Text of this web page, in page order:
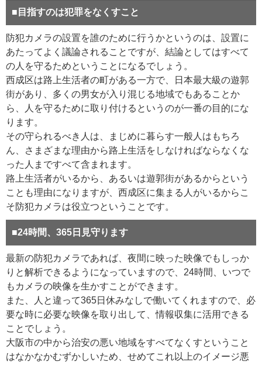
■目指すのは犯罪をなくすこと
防犯カメラの設置を誰のために行うかというのは、設置に
あたってよく議論されることですが、結論としてはすべて
の人を守るためということになるでしょう。
西成区は路上生活者の町がある一方で、日本最大級の遊郭
街があり、多くの男女が入り混じる地域でもあることか
ら、人を守るために取り付けるというのが一番の目的にな
ります。
その守られるべき人は、まじめに暮らす一般人はもちろ
ん、さまざまな理由から路上生活をしなければならなくな
った人まですべて含まれます。
路上生活者がいるから、あるいは遊郭街があるからという
ことも理由になりますが、西成区に集まる人がいるからこ
そ防犯カメラは役立つということです。
■24時間、365日見守ります
最新の防犯カメラであれば、夜間に映った映像でもしっか
りと解析できるようになっていますので、24時間、いつで
もカメラの映像を生かすことができます。
また、人と違って365日休みなしで働いてくれますので、必
要な時に必要な映像を取り出して、情報収集に活用できる
ことでしょう。
大阪市の中から治安の悪い地域をすべてなくすということ
はなかなかむずかしいため、せめてこれ以上のイメージ悪